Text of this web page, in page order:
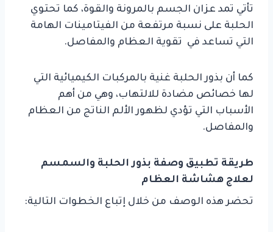
تأتي تمد عزان الجسم بالمرونة والقوة، كما تحتوي
الحلبة على نسبة مرتفعة من الفيتامينات الهامة
التي تساعد في تقوية العظام والمفاصل.
كما أن بذور الحلبة غنية بالمركبات الكيميائية التي
لها خصائص مضادة للالتهاب، وهي من أهم
الأسباب التي تؤدي لظهور الألم الناتج من العظام
والمفاصل.
طريقة تطبيق وصفة بذور الحلبة والسمسم
لعلاج هشاشة العظام
تحضر هذه الوصف من خلال إتباع الخطوات التالية: